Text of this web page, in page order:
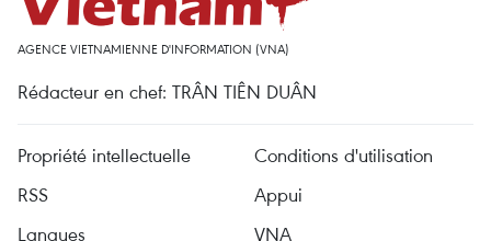
AGENCE VIETNAMIENNE D'INFORMATION (VNA)
Rédacteur en chef: TRÂN TIÊN DUÂN
Propriété intellectuelle
Conditions d'utilisation
RSS
Appui
Langues
VNA